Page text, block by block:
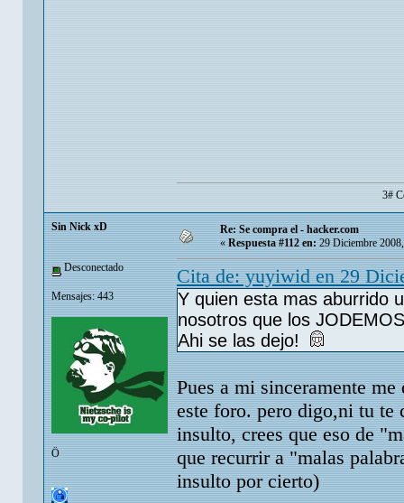
3#
Sin Nick xD
Desconectado
Mensajes: 443
Ö
Re: Se compra el - hacker.com
«Respuesta #112 en:29 Diciembre
Cita de: yuyiwid en 29
Y quien esta mas aburrido
nosotros que los
Ahi se las dejo!
Pues a mi sinceramente
este foro. pero digo,ni tu te
insulto, crees que eso de
que recurrir a "malas
insulto por cierto)